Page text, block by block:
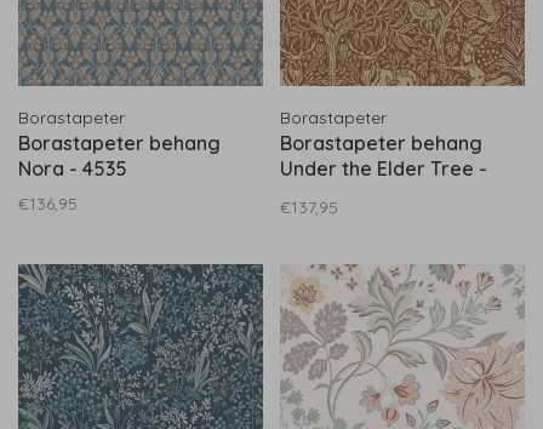
Borastapeter
Borastapeter behang
Nora - 4535
€136,95
Borastapeter
Borastapeter behang
Under the Elder Tree -
€137,95